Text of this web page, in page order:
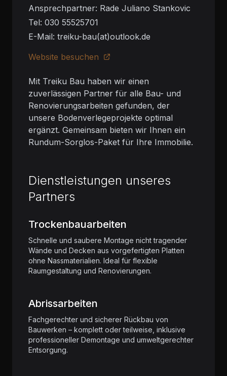
Ansprechpartner: Rade Juliano Stankovic
Tel: 030 55525701
E-Mail: treiku-bau(at)outlook.de
Website besuchen
Mit Treiku Bau haben wir einen
zuverlässigen Partner für alle Bau- und
Renovierungsarbeiten gefunden, der
unsere Bodenverlegeprojekte optimal
ergänzt. Gemeinsam bieten wir Ihnen ein
Rundum-Sorglos-Paket für Ihre Immobilie.
Dienstleistungen unseres
Partners
Trockenbauarbeiten
Schnelle und saubere Montage nicht tragender
Wände und Decken aus vorgefertigten Platten
ohne Nassmaterialien. Ideal für flexible
Raumgestaltung und Renovierungen.
Abrissarbeiten
Fachgerechter und sicherer Rückbau von
Bauwerken – komplett oder teilweise, inklusive
professioneller Demontage und umweltgerechter
Entsorgung.